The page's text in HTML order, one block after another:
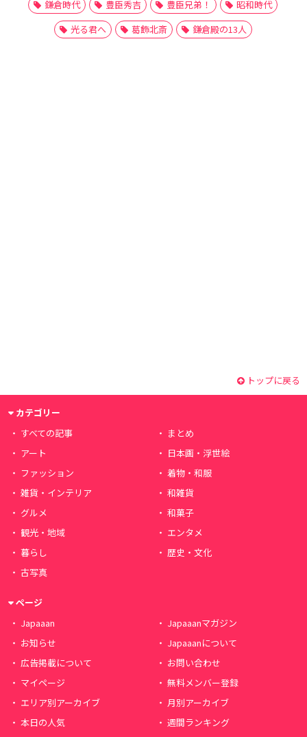
鎌倉時代
豊臣秀吉 豊臣兄弟！
昭和時代
光る君へ
葛飾北斎 鎌倉殿の13人
トップに戻る
カテゴリー
すべての記事
まとめ
アート
日本画・浮世絵
ファッション
着物・和服
雑貨・インテリア
和雑貨
グルメ
和菓子
観光・地域
エンタメ
暮らし
歴史・文化
古写真
ページ
Japaaan
Japaaanマガジン
お知らせ
Japaaanについて
広告掲載について
お問い合わせ
マイページ
無料メンバー登録
エリア別アーカイブ
月別アーカイブ
本日の人気
週間ランキング